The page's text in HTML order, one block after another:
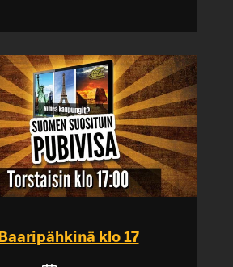
Baaripähkinä klo 17